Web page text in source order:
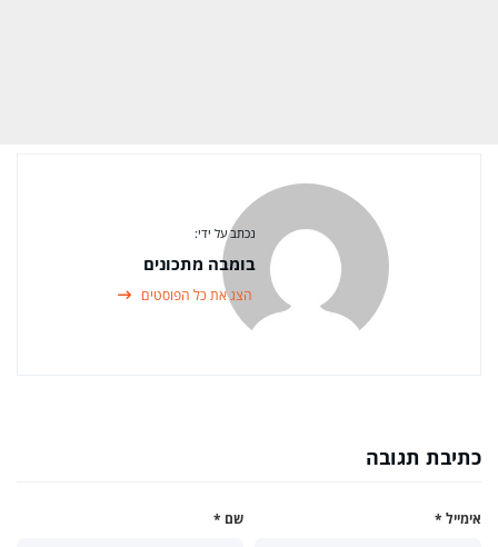
נכתב על ידי:
בומבה מתכונים
הצג את כל הפוסטים
כתיבת תגובה
שם * אימייל *